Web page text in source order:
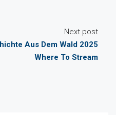
Next post
Aus Dem Wald 2025
Where To Stream